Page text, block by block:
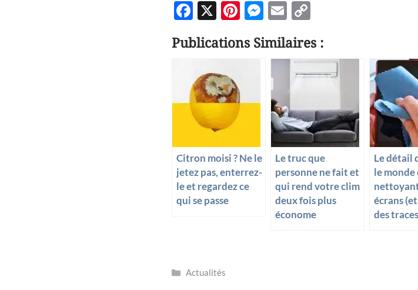
F
e
o
o
k
X
Pi
er
M
se
g
er
E
ail p
y
n
k
Publications Similaires :
Citron moisi ? Ne le
jetez pas, enterrez-
le et regardez ce
qui se passe
Le truc que
personne ne fait et
qui rend votre clim
deux fois plus
économe
Le détail
le
écrans
des
Catégories
Actualités